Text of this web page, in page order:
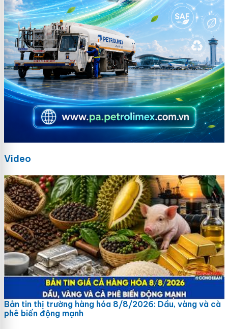
Video
Bản tin thị trường hàng hóa 8/8/2026: Dầu, vàng và cà
phê biến động mạnh